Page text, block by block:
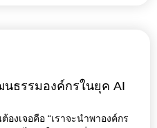
ธรรมองค์กรในยุค AI
งเจอคือ “เราจะนำพาองค์กร